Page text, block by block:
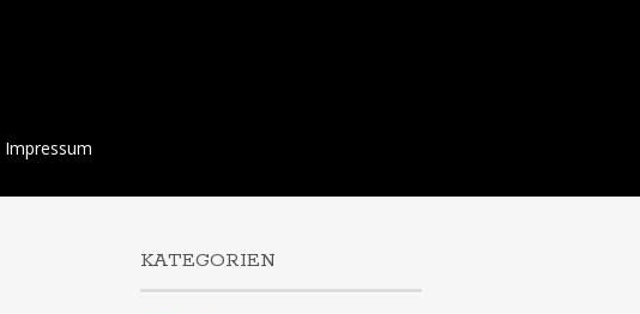
Impressum
KATEGORIEN